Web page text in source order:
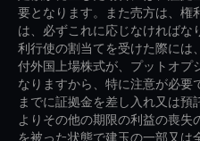
要となります。また売方は、権
は、必ずこれに応じなければ
利行使の割当てを受けた際には
付外国上場株式が、プットオプ
なりますから、特に注意が必要
までに証拠金を差し入れ又は
よりその他の期限の利益の喪
を被った状態で建玉の一部又は